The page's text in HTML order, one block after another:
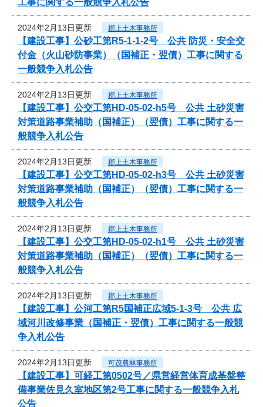
2024年2月13日更新 郡上土木事務所
【建設工事】公砂工第R5-1-1-2号 公共 防災・安全交
付金（火山砂防事業）（国補正・翌債）工事に関する
一般競争入札公告
2024年2月13日更新 郡上土木事務所
【建設工事】公交工第HD-05-02-h5号 公共 土砂災害
対策道路事業補助（国補正）（翌債）工事に関する一
般競争入札公告
2024年2月13日更新 郡上土木事務所
【建設工事】公交工第HD-05-02-h3号 公共 土砂災害
対策道路事業補助（国補正）（翌債）工事に関する一
般競争入札公告
2024年2月13日更新 郡上土木事務所
【建設工事】公交工第HD-05-02-h1号 公共 土砂災害
対策道路事業補助（国補正）（翌債）工事に関する一
般競争入札公告
2024年2月13日更新 郡上土木事務所
【建設工事】公河工第R5国補正広域5-1-3号 公共 広
域河川改修事業（国補正・翌債）工事に関する一般競
争入札公告
2024年2月13日更新 可茂農林事務所
【建設工事】可経工第0502号／県営経営体育成基盤整
備事業佐見久室地区第2号工事に関する一般競争入札
公告